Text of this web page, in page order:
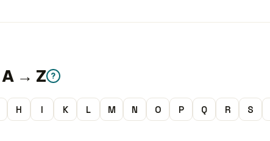
A → Z ?
H I K L M N O P Q R S